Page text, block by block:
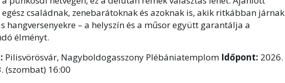
családnak, zenebarátoknak és azoknak is, akik ritkábban járnak
hangversenyekre – a helyszín és a műsor együtt garantálja a
élményt.
Pilisvörösvár, Nagyboldogasszony Plébániatemplom Időpont: 2026.
(szombat) 16:00